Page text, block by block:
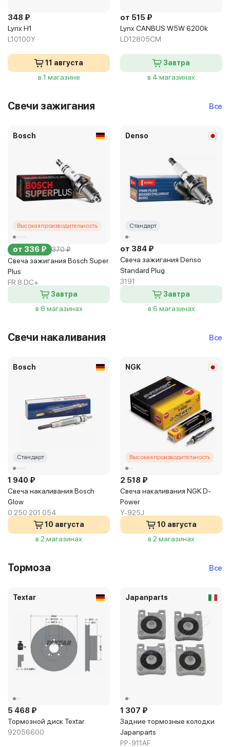
348 ₽
Lynx H1
L10100Y
11 августа
в 1 магазине
от 515 ₽
Lynx CANBUS W5W 6200k
LD12805CM
Завтра
в 4 магазинах
Свечи зажигания Все
Bosch
Высокая производительность
от 336 ₽ 370 ₽
Свеча зажигания Bosch Super
Plus
FR 8 DC+
Завтра
в 8 магазинах
Denso
Стандарт
от 384 ₽
Свеча зажигания Denso
Standard Plug
3191
Завтра
в 6 магазинах
Свечи накаливания Все
Bosch
Стандарт
1 940 ₽
Свеча накаливания Bosch
Glow
0 250 201 054
10 августа
в 2 магазинах
NGK
Высокая производительность
2 518 ₽
Свеча накаливания NGK D-
Power
Y-925J
10 августа
в 2 магазинах
Тормоза Все
Textar
5 468 ₽
Тормозной диск Textar
92056600
Japanparts
1 307 ₽
Задние тормозные колодки
Japanparts
PP-911AF